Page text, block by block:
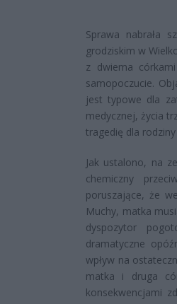
Sprawa nabrała
grodziskim w
z dwiema
samopoczucie.
jest typowe dla
medycznej, życia
tragedię dla
Jak ustalono, na
chemiczny
poruszające, że
Muchy, matka
dyspozytor
dramatyczne
wpływ na
matka i druga
konsekwencjami